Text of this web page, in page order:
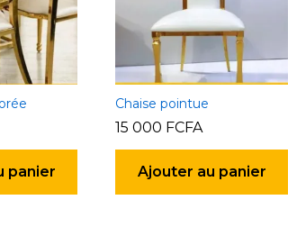
panier
Chaise pointue
15 000 FCFA
Ajouter au panier